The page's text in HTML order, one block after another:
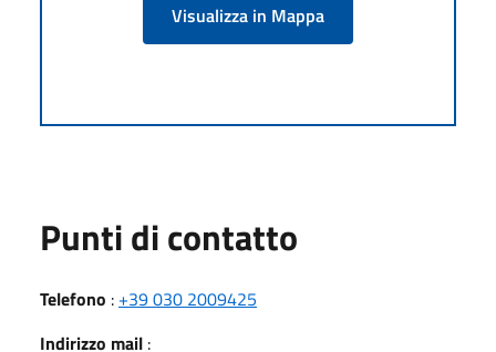
Visualizza in Mappa
Punti di contatto
Telefono : +39 030 2009425
Indirizzo mail :